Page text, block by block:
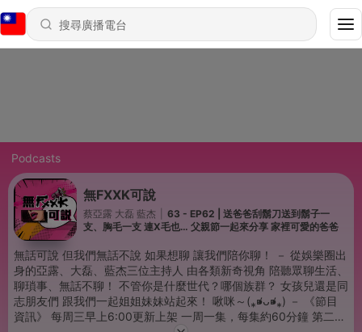
Podcasts
無FXXK可說
蔡亞露 大磊 藍杰
63 - EP62 | 送爸爸刮鬍刀送到鬍子一
支、胸毛一支 連X毛也… 父親節一起來分享 家裡可愛的爸爸
無話可說 但我們無話不說 如果想聊 讓我們陪你聊！ － 從娛樂圈出
身的亞露、大磊、藍杰三位主持人 由各類新奇視角 陪聽眾聊生活、
聊瑣事、無話不聊！ 不管你是什麼世代？哪個族群？ 女孩兒還是同
志朋友們 跟我們一起姐姐妹妹站起來！ 啾咪～(⁎⁍̴̛ᴗ⁍̴̛⁎) － 《節目
資訊》 每周三早上6:00更新上架 一周一集，每集約60分鐘 第二季